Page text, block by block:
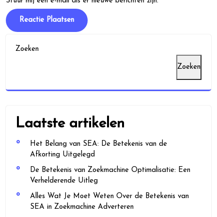
Zoeken
Zoeken
Laatste artikelen
Het Belang van SEA: De Betekenis van de
Afkorting Uitgelegd
De Betekenis van Zoekmachine Optimalisatie: Een
Verhelderende Uitleg
Alles Wat Je Moet Weten Over de Betekenis van
SEA in Zoekmachine Adverteren